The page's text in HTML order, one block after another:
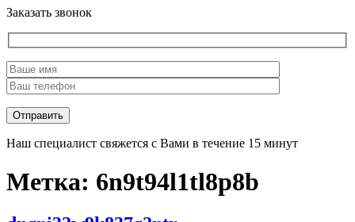
Заказать звонок
Наш специалист свяжется с Вами в течение 15 минут
Метка: 6n9t94l1tl8p8b